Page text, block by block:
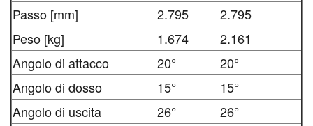
Passo [mm]
2.795
2.795
Peso [kg]
1.674
2.161
Angolo di attacco
20°
20°
Angolo di dosso
15°
15°
Angolo di uscita
26°
26°